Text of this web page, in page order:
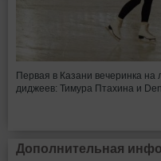
Первая в Казани вечеринка
диджеев: Тимура Птахина и
Дополнительная